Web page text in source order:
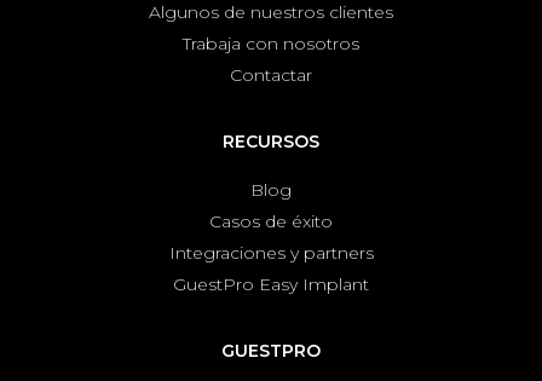
Algunos de nuestros clientes
Trabaja con nosotros
Contactar
RECURSOS
Blog
Casos de éxito
Integraciones y partners
GuestPro Easy Implant
GUESTPRO